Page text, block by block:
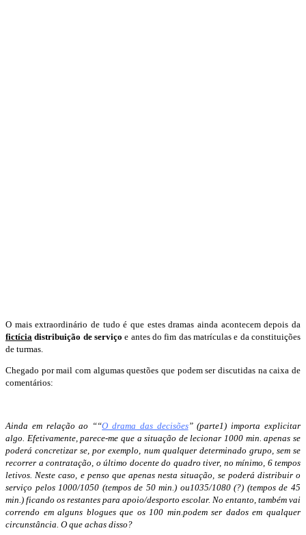
O mais extraordinário de tudo é que estes dramas ainda acontecem depois da
fictícia distribuição de serviço e antes do fim das matrículas e da constituições
de turmas.
Chegado por mail com algumas questões que podem ser discutidas na caixa de
comentários:
Ainda em relação ao ““O drama das decisões” (parte1) importa explicitar
algo. Efetivamente, parece-me que a situação de lecionar 1000 min. apenas se
poderá concretizar se, por exemplo, num qualquer determinado grupo, sem se
recorrer a contratação, o último docente do quadro tiver, no mínimo, 6 tempos
letivos. Neste caso, e penso que apenas nesta situação, se poderá distribuir o
serviço pelos 1000/1050 (tempos de 50 min.) ou1035/1080 (?) (tempos de 45
min.) ficando os restantes para apoio/desporto escolar. No entanto, também vai
correndo em alguns blogues que os 100 min.podem ser dados em qualquer
circunstância. O que achas disso?